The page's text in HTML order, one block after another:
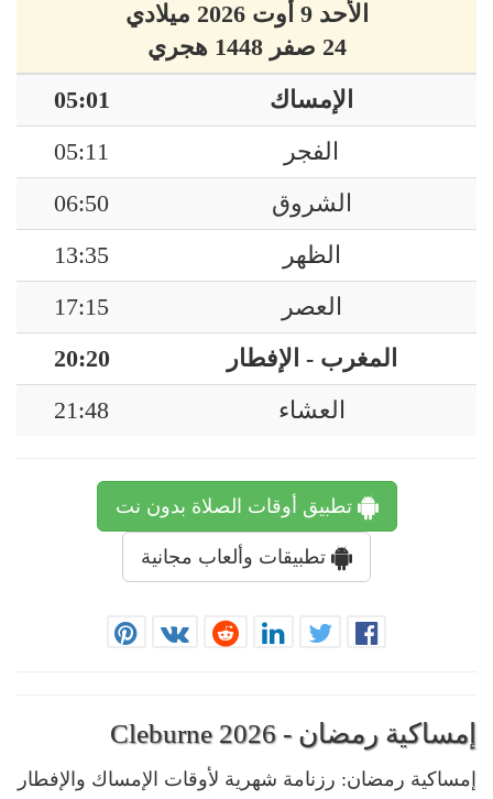
الأحد 9 أوت 2026 ميلادي
24 صفر 1448 هجري
الإمساك
05:01
الفجر
05:11
الشروق
06:50
الظهر
13:35
العصر
17:15
المغرب - الإفطار
20:20
العشاء
21:48
تطبيق أوقات الصلاة بدون نت
تطبيقات وألعاب مجانية
إمساكية رمضان - Cleburne 2026
إمساكية رمضان: رزنامة شهرية لأوقات الإمساك والإفطار